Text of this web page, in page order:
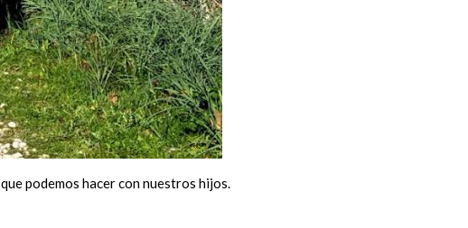
que podemos hacer con nuestros hijos.